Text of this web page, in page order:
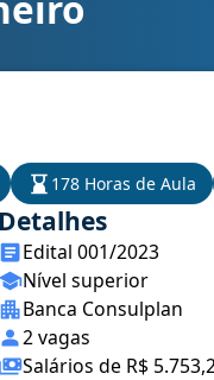
178 Horas de Aula
Detalhes
Edital 001/2023
Nível superior
Banca Consulplan
2 vagas
Salários de R$